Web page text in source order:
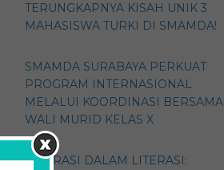
TERUNGKAPNYA KISAH UNIK 3
MAHASISWA TURKI DI SMAMDA!
SMAMDA SURABAYA PERKUAT
PROGRAM INTERNASIONAL
MELALUI KOORDINASI BERSAMA
WALI MURID KELAS X
ASPIRASI DALAM LITERASI: